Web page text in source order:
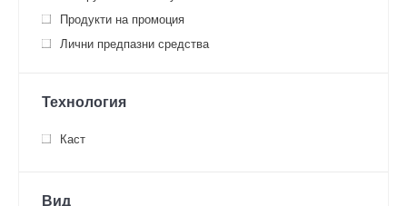
Продукти на промоция
Лични предпазни средства
Технология
Каст
Вид